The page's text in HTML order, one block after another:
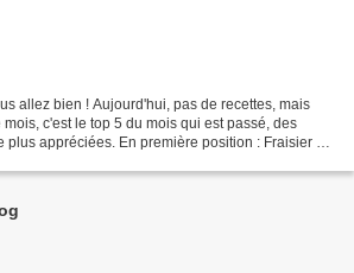
allez bien ! Aujourd'hui, pas de recettes, mais
c'est le top 5 du mois qui est passé, des
plus appréciées. En première position : Fraisier au